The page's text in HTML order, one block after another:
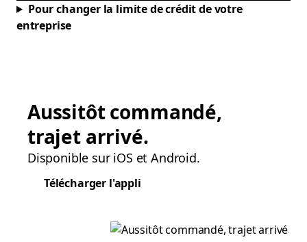
Pour changer la limite de crédit de votre
entreprise
Aussitôt commandé,
trajet arrivé.
Disponible sur iOS et Android.
Télécharger l'appli